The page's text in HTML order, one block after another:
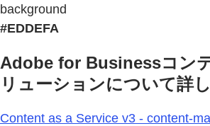
background
#EDDEFA
Adobe for Businessコン
リューションについて詳し
Content as a Service v3 - content-